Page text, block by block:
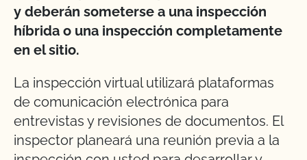
y deberán someterse a una inspección
híbrida o una inspección completamente
en el sitio.
La inspección virtual utilizará plataformas
de comunicación electrónica para
entrevistas y revisiones de documentos. El
inspector planeará una reunión previa a la